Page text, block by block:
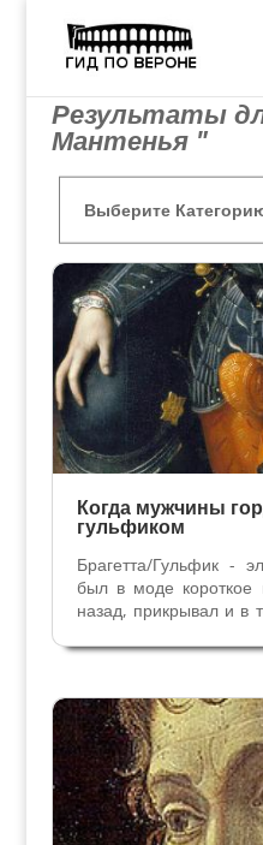
Результаты
Мантенья "
Мода и
Традиции
Когда мужчины
гульфиком
Брагетта/Гульфик -
был в моде короткое
назад, прикрывал и в
обществе.
Италию в 15 -16...
Смерть и